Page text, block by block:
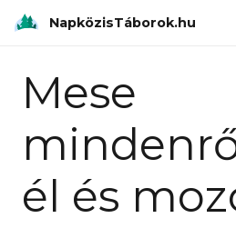
NapközisTáborok.hu
Mese
él és